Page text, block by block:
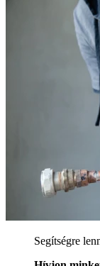
Segítségre